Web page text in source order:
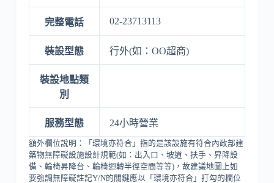
完整電話 02-23713113
裝設型態 行外(如：OO超商)
裝設地點類
別
服務型態 24小時營業
額外欄位說明：「環境亦符合」指的是該設施有符合內政部建
築物無障礙設施設計規範(如：出入口、坡道、扶手、昇降設
備、輪椅昇降台、輪椅迴轉半徑空間等等)，故建議地圖上如
要強調無障礙註記Y/N的關鍵應以「環境亦符合」打勾的欄位